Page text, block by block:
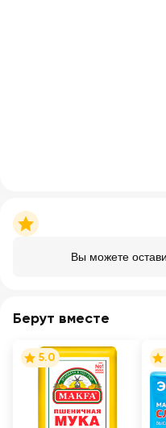
Вы можете
Берут вместе
5.0